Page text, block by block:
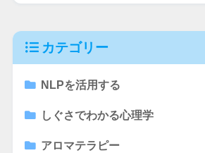
カテゴリー
NLPを活用する
しぐさでわかる心理学
アロマテラピー